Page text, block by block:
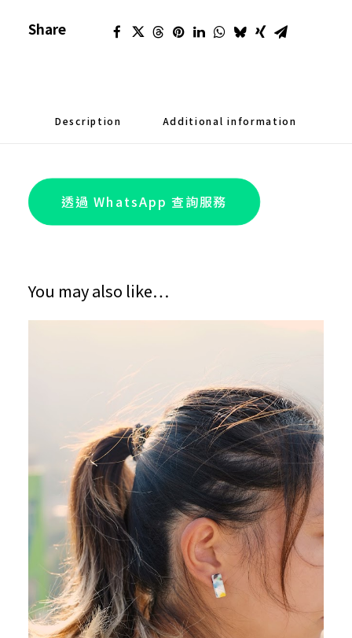
粒
Share
Description Additional information
透過 WhatsApp 查詢服務
You may also like…